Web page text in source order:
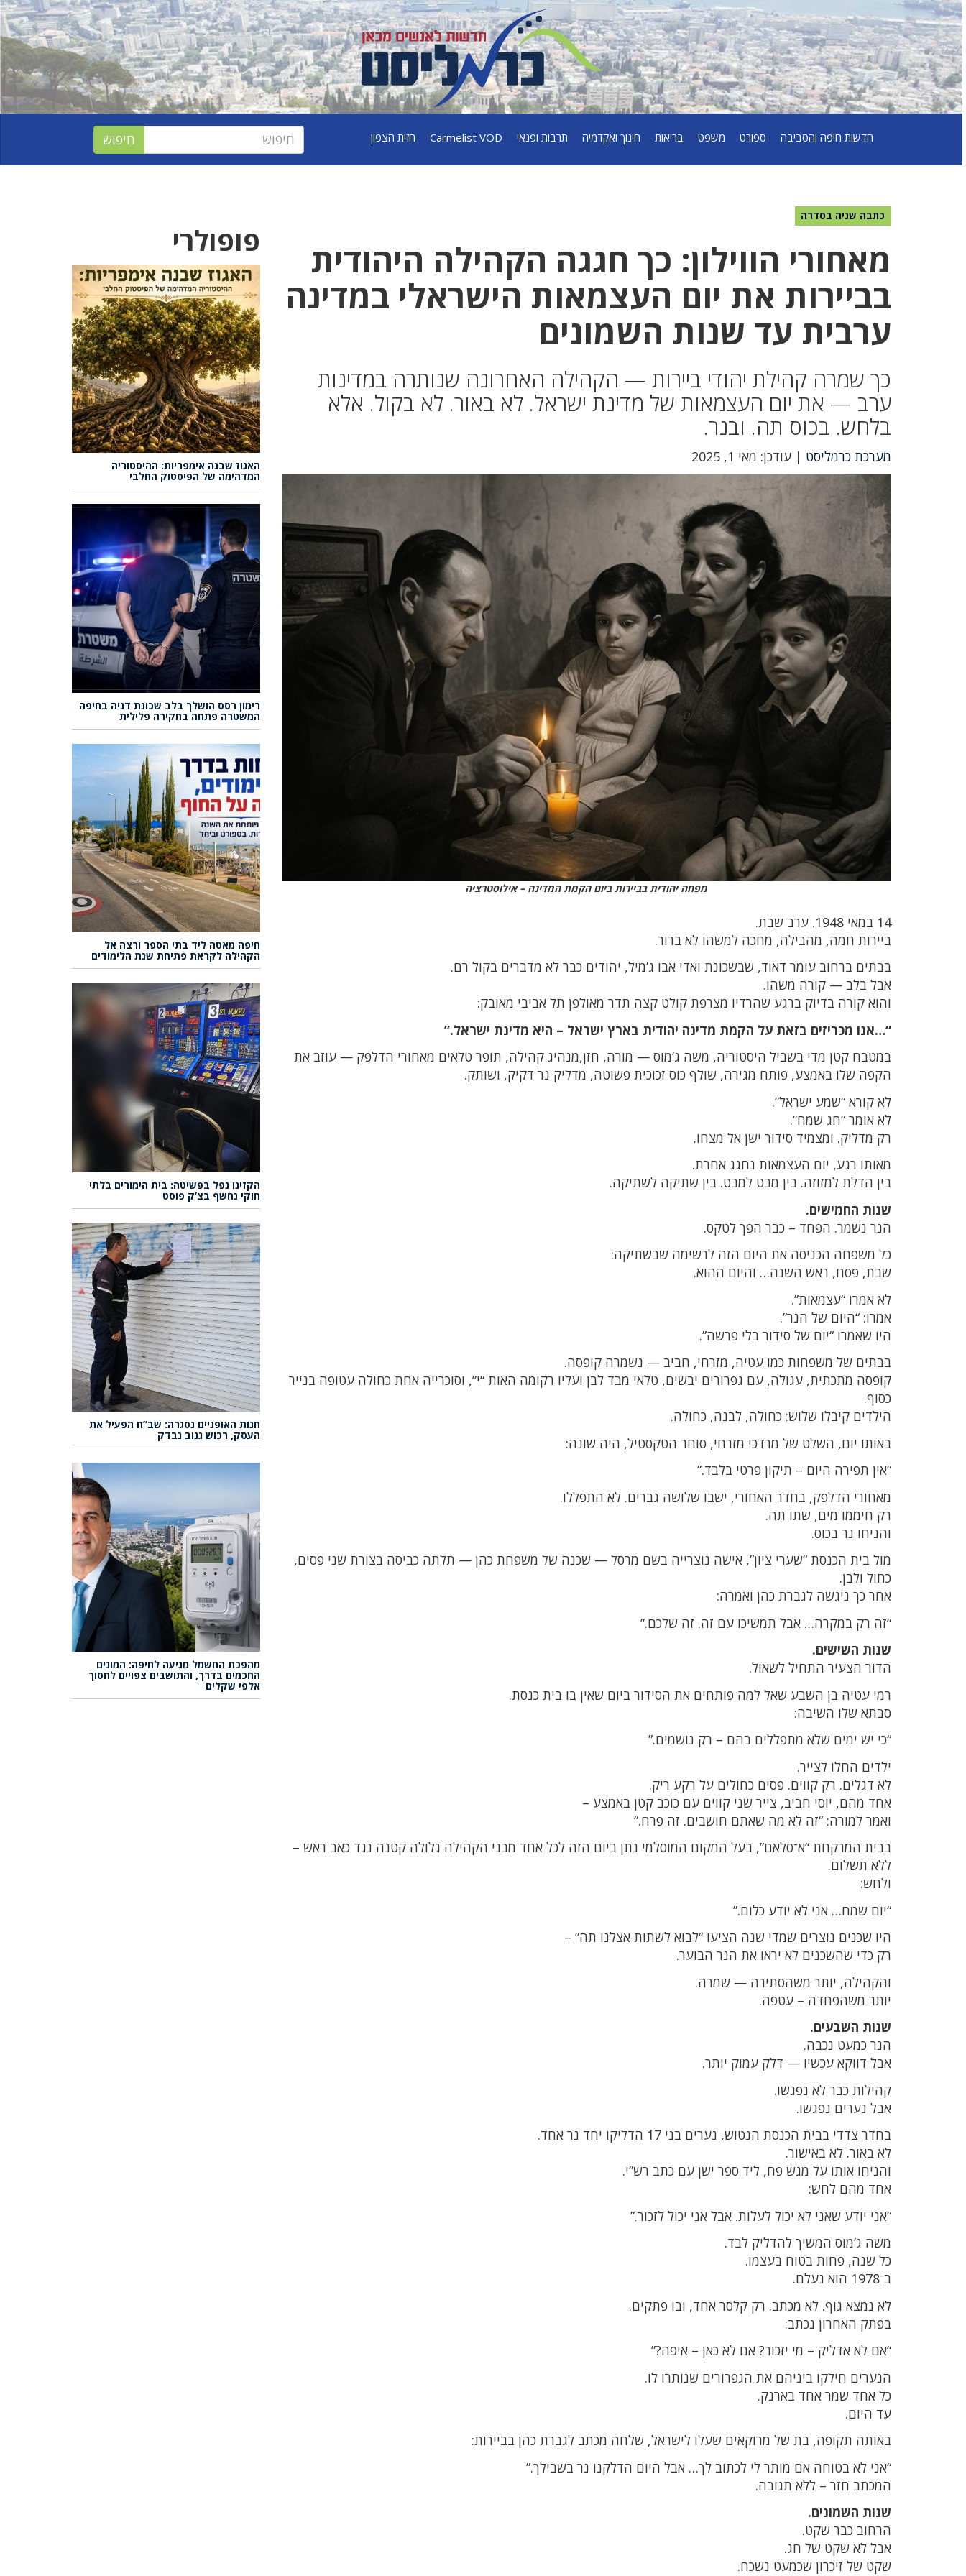
חדשות חיפה והסביבה ספורט משפט בריאות חינוך ואקדמיה תרבות ופנאי Carmelist VOD חזית הצפון
כתבה שניה בסדרה
מאחורי הווילון: כך חגגה הקהילה היהודית
בביירות את יום העצמאות הישראלי במדינה
ערבית עד שנות השמונים
כך שמרה קהילת יהודי ביירות — הקהילה האחרונה שנותרה במדינות
ערב — את יום העצמאות של מדינת ישראל. לא באור. לא בקול. אלא
בלחש. בכוס תה. ובנר.
מערכת כרמליסט | עודכן: מאי 1, 2025
מפחה יהודית בביירות ביום הקמת המדינה – אילוסטרציה
14 במאי 1948. ערב שבת.
ביירות חמה, מהבילה, מחכה למשהו לא ברור.
בבתים ברחוב עומר דאוד, שבשכונת ואדי אבו ג’מיל, יהודים כבר לא מדברים בקול רם.
אבל בלב — קורה משהו.
והוא קורה בדיוק ברגע שהרדיו מצרפת קולט קצה תדר מאולפן תל אביבי מאובק:
“…אנו מכריזים בזאת על הקמת מדינה יהודית בארץ ישראל – היא מדינת ישראל.”
במטבח קטן מדי בשביל היסטוריה, משה ג’מוס — מורה, חזן,מנהיג קהילה, תופר טלאים מאחורי הדלפק — עוזב את
הקפה שלו באמצע, פותח מגירה, שולף כוס זכוכית פשוטה, מדליק נר דקיק, ושותק.
לא קורא “שמע ישראל”.
לא אומר “חג שמח”.
רק מדליק. ומצמיד סידור ישן אל מצחו.
מאותו רגע, יום העצמאות נחגג אחרת.
בין הדלת למזוזה. בין מבט למבט. בין שתיקה לשתיקה.
שנות החמישים.
הנר נשמר. הפחד – כבר הפך לטקס.
כל משפחה הכניסה את היום הזה לרשימה שבשתיקה:
שבת, פסח, ראש השנה… והיום ההוא.
לא אמרו “עצמאות”.
אמרו: “היום של הנר”.
היו שאמרו “יום של סידור בלי פרשה”.
בבתים של משפחות כמו עטיה, מזרחי, חביב — נשמרה קופסה.
קופסה מתכתית, עגולה, עם גפרורים יבשים, טלאי מבד לבן ועליו רקומה האות “י”, וסוכרייה אחת כחולה עטופה בנייר
כסוף.
הילדים קיבלו שלוש: כחולה, לבנה, כחולה.
באותו יום, השלט של מרדכי מזרחי, סוחר הטקסטיל, היה שונה:
“אין תפירה היום – תיקון פרטי בלבד.”
מאחורי הדלפק, בחדר האחורי, ישבו שלושה גברים. לא התפללו.
רק חיממו מים, שתו תה.
והניחו נר בכוס.
מול בית הכנסת “שערי ציון”, אישה נוצרייה בשם מרסל — שכנה של משפחת כהן — תלתה כביסה בצורת שני פסים,
כחול ולבן.
אחר כך ניגשה לגברת כהן ואמרה:
“זה רק במקרה… אבל תמשיכו עם זה. זה שלכם.”
שנות השישים.
הדור הצעיר התחיל לשאול.
רמי עטיה בן השבע שאל למה פותחים את הסידור ביום שאין בו בית כנסת.
סבתא שלו השיבה:
“כי יש ימים שלא מתפללים בהם – רק נושמים.”
ילדים החלו לצייר.
לא דגלים. רק קווים. פסים כחולים על רקע ריק.
אחד מהם, יוסי חביב, צייר שני קווים עם כוכב קטן באמצע –
ואמר למורה: “זה לא מה שאתם חושבים. זה פרח.”
בבית המרקחת “א־סלאם”, בעל המקום המוסלמי נתן ביום הזה לכל אחד מבני הקהילה גלולה קטנה נגד כאב ראש –
ללא תשלום.
ולחש:
“יום שמח… אני לא יודע כלום.”
היו שכנים נוצרים שמדי שנה הציעו “לבוא לשתות אצלנו תה” –
רק כדי שהשכנים לא יראו את הנר הבוער.
והקהילה, יותר משהסתירה — שמרה.
יותר משהפחדה – עטפה.
שנות השבעים.
הנר כמעט נכבה.
אבל דווקא עכשיו — דלק עמוק יותר.
קהילות כבר לא נפגשו.
אבל נערים נפגשו.
בחדר צדדי בבית הכנסת הנטוש, נערים בני 17 הדליקו יחד נר אחד.
לא באור. לא באישור.
והניחו אותו על מגש פח, ליד ספר ישן עם כתב רש”י.
אחד מהם לחש:
“אני יודע שאני לא יכול לעלות. אבל אני יכול לזכור.”
משה ג’מוס המשיך להדליק לבד.
כל שנה, פחות בטוח בעצמו.
ב־1978 הוא נעלם.
לא נמצא גוף. לא מכתב. רק קלסר אחד, ובו פתקים.
בפתק האחרון נכתב:
“אם לא אדליק – מי יזכור? אם לא כאן – איפה?”
הנערים חילקו ביניהם את הגפרורים שנותרו לו.
כל אחד שמר אחד בארנק.
עד היום.
באותה תקופה, בת של מרוקאים שעלו לישראל, שלחה מכתב לגברת כהן בביירות:
“אני לא בטוחה אם מותר לי לכתוב לך… אבל היום הדלקנו נר בשבילך.”
המכתב חזר – ללא תגובה.
שנות השמונים.
הרחוב כבר שקט.
אבל לא שקט של חג.
שקט של זיכרון שכמעט נשכח.
פופולרי
האגוז שבנה אימפריות: ההיסטוריה
המדהימה של הפיסטוק החלבי
רימון רסס הושלך בלב שכונת דניה בחיפה
המשטרה פתחה בחקירה פלילית
חיפה מאטה ליד בתי הספר ורצה אל
הקהילה לקראת פתיחת שנת הלימודים
הקזינו נפל בפשיטה: בית הימורים בלתי
חוקי נחשף בצ’ק פוסט
חנות האופניים נסגרה: שב”ח הפעיל את
העסק, רכוש גנוב נבדק
מהפכת החשמל מגיעה לחיפה: המונים
החכמים בדרך, והתושבים צפויים לחסוך
אלפי שקלים